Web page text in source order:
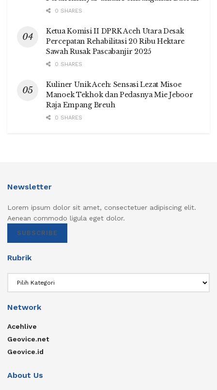
0 SHARES
Ketua Komisi II DPRK Aceh Utara Desak
Percepatan Rehabilitasi 20 Ribu Hektare
Sawah Rusak Pascabanjir 2025
0 SHARES
Kuliner Unik Aceh: Sensasi Lezat Misoe
Manoek Tekhok dan Pedasnya Mie Jeboor
Raja Empang Breuh
0 SHARES
Newsletter
Lorem ipsum dolor sit amet, consectetuer adipiscing elit.
Aenean commodo ligula eget dolor.
SUBSCRIBE
Rubrik
Network
Acehlive
Geovice.net
Geovice.id
About Us